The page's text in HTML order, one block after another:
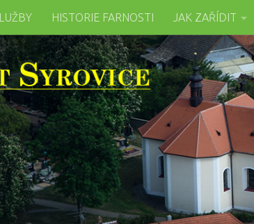
HISTORIE FARNOSTI JAK ZAŘÍDIT